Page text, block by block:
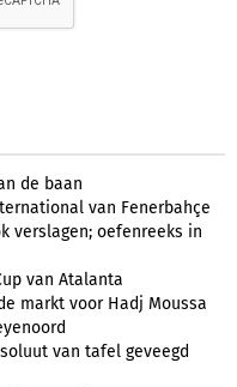
de baan
van Fenerbahçe
verslagen; oefenreeks in
van Atalanta
markt voor Hadj Moussa
van tafel geveegd